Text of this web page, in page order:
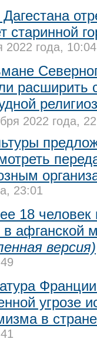
старинной
2022 года, 10:04
расширить
2022 года,
23:01
18 человек
афганской
версия)
угрозе
в стране